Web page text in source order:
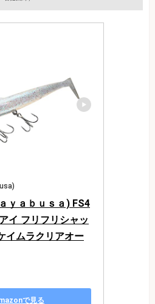
ｙａｂｕｓａ) FS4
イ フリフリシャッ
イムラクリアオー
で見る